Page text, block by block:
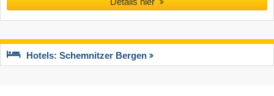
Hotels: Schemnitzer Bergen